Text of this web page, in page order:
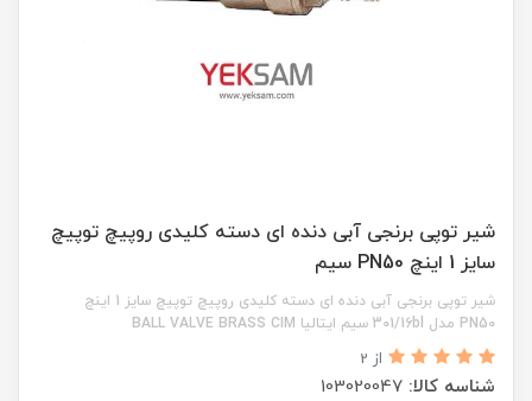
شیر توپی برنجی آبی دنده ای دسته کلیدی روپیچ توپیچ
سایز 1 اینچ PN50 سیم
شیر توپی برنجی آبی دنده ای دسته کلیدی روپیچ توپیچ سایز 1 اینچ
PN50 مدل 301/16bl سیم ایتالیا BALL VALVE BRASS CIM
از 2
شناسه کالا: 103020047